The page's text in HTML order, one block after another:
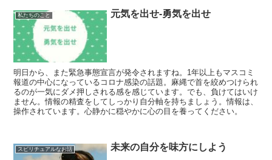
私たちのこと 元気を出せ‐勇気を出せ
明日から、また緊急事態宣言が発令されますね。1年以上もマスコミ
報道の中心になっているコロナ感染の話題。麻縄で首を絞めつけられ
るのが一気にダメ押しされる感を感じています。でも、負けてはいけ
ません。情報の精査をしてしっかり自分軸を持ちましょう。情報は、
操作されています。心静かに穏やかに心の目を養ってください。
スピリチュアルなお話 未来の自分を味方にしよう